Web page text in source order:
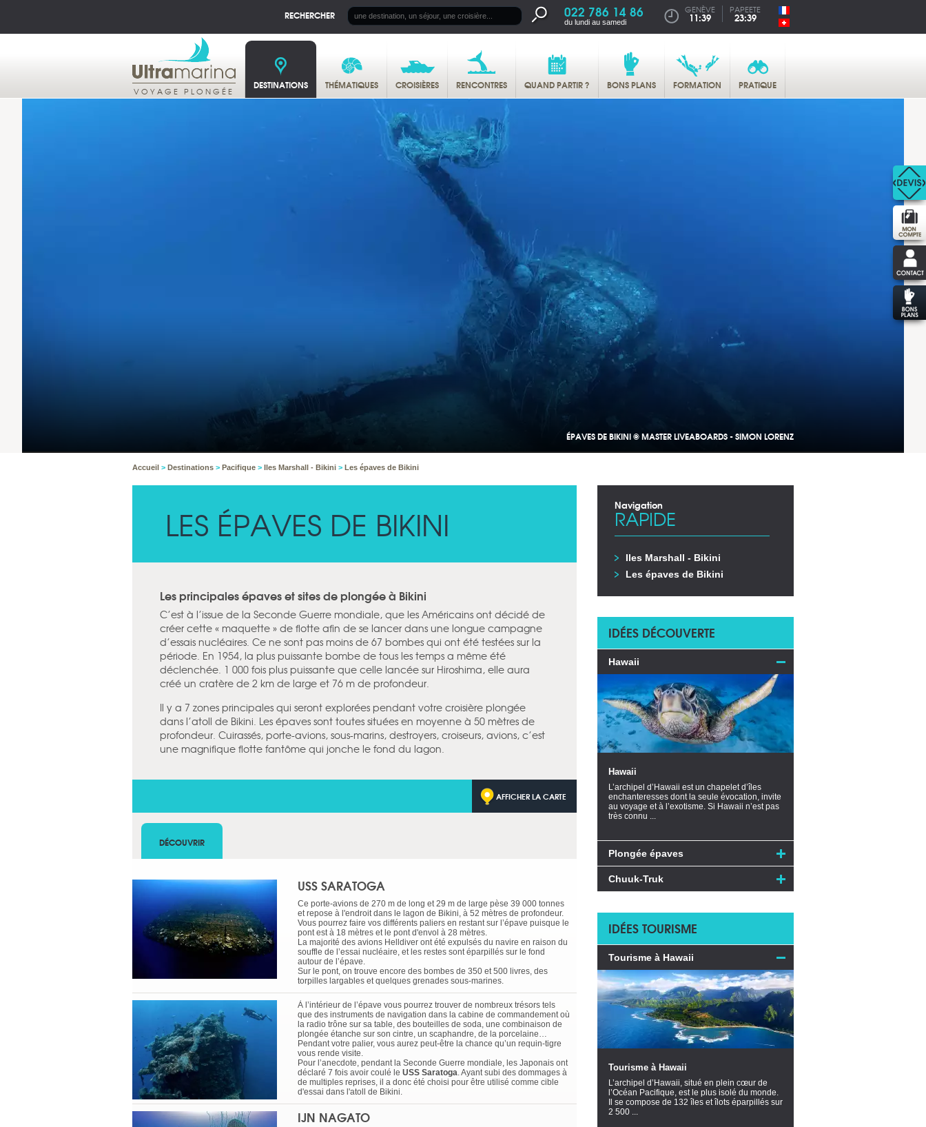
RECHERCHER 022 786 14 86
du lundi au samedi
GENÈVE
11:39
PAPEETE
23:39
VOYAGE PLONGÉE DESTINATIONS THÉMATIQUES CROISIÈRES RENCONTRES QUAND PARTIR ? BONS PLANS FORMATION PRATIQUE
ÉPAVES DE BIKINI © MASTER LIVEABOARDS - SIMON LORENZ
Accueil > Destinations > Pacifique > Iles Marshall - Bikini > Les épaves de Bikini
LES ÉPAVES DE BIKINI
Les principales épaves et sites de plongée à Bikini
C’est à l’issue de la Seconde Guerre mondiale, que les Américains ont décidé de
créer cette « maquette » de flotte afin de se lancer dans une longue campagne
d’essais nucléaires. Ce ne sont pas moins de 67 bombes qui ont été testées sur la
période. En 1954, la plus puissante bombe de tous les temps a même été
déclenchée. 1 000 fois plus puissante que celle lancée sur Hiroshima, elle aura
créé un cratère de 2 km de large et 76 m de profondeur.
Il y a 7 zones principales qui seront explorées pendant votre croisière plongée
dans l’atoll de Bikini. Les épaves sont toutes situées en moyenne à 50 mètres de
profondeur. Cuirassés, porte-avions, sous-marins, destroyers, croiseurs, avions, c’est
une magnifique flotte fantôme qui jonche le fond du lagon.
AFFICHER LA CARTE
DÉCOUVRIR
USS SARATOGA
Ce porte-avions de 270 m de long et 29 m de large pèse 39 000 tonnes
et repose à l'endroit dans le lagon de Bikini, à 52 mètres de profondeur.
Vous pourrez faire vos différents paliers en restant sur l’épave puisque le
pont est à 18 mètres et le pont d'envol à 28 mètres.
La majorité des avions Helldiver ont été expulsés du navire en raison du
souffle de l’essai nucléaire, et les restes sont éparpillés sur le fond
autour de l’épave.
Sur le pont, on trouve encore des bombes de 350 et 500 livres, des
torpilles largables et quelques grenades sous-marines.
À l’intérieur de l’épave vous pourrez trouver de nombreux trésors tels
que des instruments de navigation dans la cabine de commandement où
la radio trône sur sa table, des bouteilles de soda, une combinaison de
plongée étanche sur son cintre, un scaphandre, de la porcelaine…
Pendant votre palier, vous aurez peut-être la chance qu’un requin-tigre
vous rende visite.
Pour l’anecdote, pendant la Seconde Guerre mondiale, les Japonais ont
déclaré 7 fois avoir coulé le USS Saratoga. Ayant subi des dommages à
de multiples reprises, il a donc été choisi pour être utilisé comme cible
d'essai dans l'atoll de Bikini.
IJN NAGATO
Navigation
RAPIDE
Iles Marshall - Bikini
Les épaves de Bikini
IDÉES DÉCOUVERTE
Hawaii
Hawaii
L’archipel d’Hawaii est un chapelet d’îles
enchanteresses dont la seule évocation, invite
au voyage et à l’exotisme. Si Hawaii n’est pas
très connu ...
Plongée épaves
Chuuk-Truk
IDÉES TOURISME
Tourisme à Hawaii
Tourisme à Hawaii
L’archipel d’Hawaii, situé en plein cœur de
l’Océan Pacifique, est le plus isolé du monde.
Il se compose de 132 îles et îlots éparpillés sur
2 500 ...